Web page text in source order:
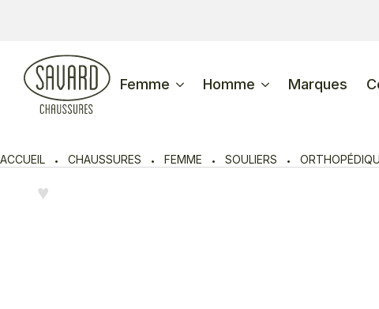
Femme Homme Marques
ACCUEIL CHAUSSURES FEMME SOULIERS
♥︎